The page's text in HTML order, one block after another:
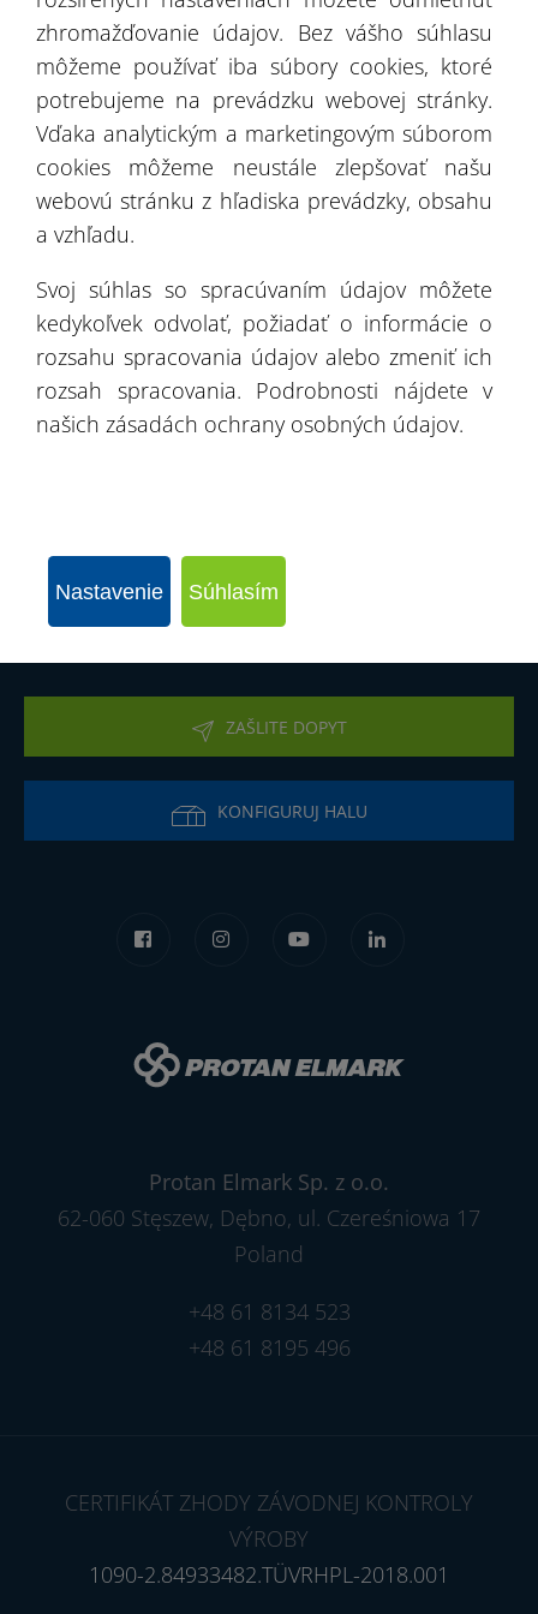
stanovenej lehote, a zamestnanci spoločnosti
preukázali svoju úplnú profesionalitu.
Firmu Protan Elmark odporúčame ako solídneho
a dôveryhodného dodávateľa stanových hál.
Kniha odporúčaní
Montované haly
Kontakt
ZAŠLITE DOPYT
KONFIGURUJ HALU
Protan Elmark Sp. z o.o.
62-060 Stęszew, Dębno, ul. Czereśniowa 17
Poland
+48 61 8134 523
+48 61 8195 496
CERTIFIKÁT ZHODY ZÁVODNEJ KONTROLY
VÝROBY
1090-2.84933482.TÜVRHPL-2018.001
zhromažďovanie údajov. Bez vášho súhlasu
môžeme používať iba súbory cookies, ktoré
potrebujeme na prevádzku webovej stránky.
Vďaka analytickým a marketingovým súborom
cookies môžeme neustále zlepšovať našu
webovú stránku z hľadiska prevádzky, obsahu
a vzhľadu.
Svoj súhlas so spracúvaním údajov môžete
kedykoľvek odvolať, požiadať o informácie o
rozsahu spracovania údajov alebo zmeniť ich
rozsah spracovania. Podrobnosti nájdete v
našich zásadách ochrany osobných údajov.
Nastavenie Súhlasím